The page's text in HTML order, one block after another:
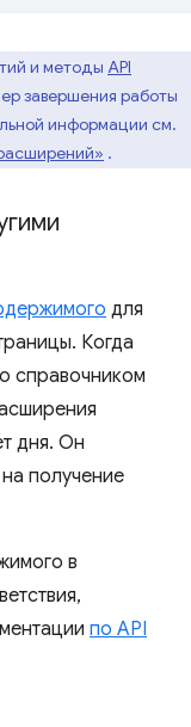
и методы API
завершения работы
информации см.
.
для
Когда
справочником
дня. Он
получение
в
по API